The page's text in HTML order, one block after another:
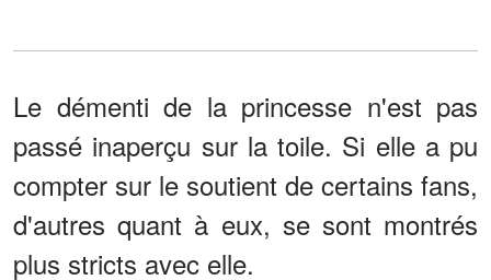
Le démenti de la princesse n'est pas
passé inaperçu sur la toile. Si elle a pu
compter sur le soutient de certains fans,
d'autres quant à eux, se sont montrés
plus stricts avec elle.